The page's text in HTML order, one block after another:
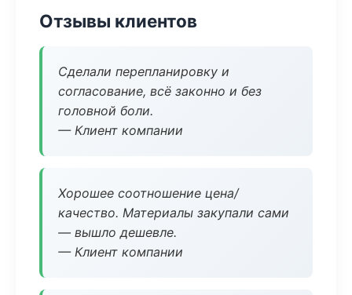
Отзывы клиентов
Сделали перепланировку и
согласование, всё законно и без
головной боли.
— Клиент компании
Хорошее соотношение цена/
качество. Материалы закупали сами
— вышло дешевле.
— Клиент компании